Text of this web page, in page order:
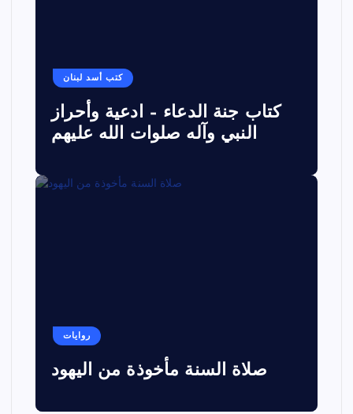
كتب أسد لبنان
كتاب جنة الدعاء – ادعية وأحراز
النبي وآله صلوات الله عليهم
روايات
صلاة السنة مأخوذة من اليهود